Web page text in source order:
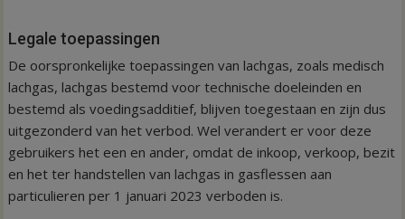
Legale toepassingen
De oorspronkelijke toepassingen van lachgas, zoals medisch
lachgas, lachgas bestemd voor technische doeleinden en
bestemd als voedingsadditief, blijven toegestaan en zijn dus
uitgezonderd van het verbod. Wel verandert er voor deze
gebruikers het een en ander, omdat de inkoop, verkoop, bezit
en het ter handstellen van lachgas in gasflessen aan
particulieren per 1 januari 2023 verboden is.